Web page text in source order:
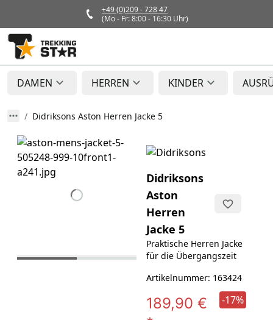
+49 (0)209 - 728 47
(Mo - Fr: 8:00 - 16:30 Uhr)
DAMEN HERREN KINDER
Didriksons Aston Herren Jacke 5
Didriksons
Aston
Herren
Jacke 5
Praktische Herren Jacke
für die Übergangszeit
Artikelnummer: 163424
189,90 €
-17%